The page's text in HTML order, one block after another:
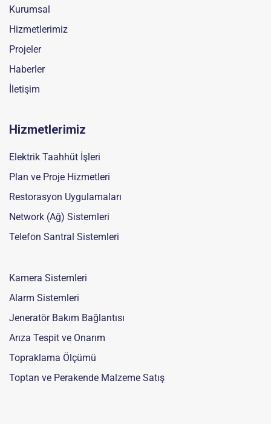
Kurumsal
Hizmetlerimiz
Projeler
Haberler
İletişim
Hizmetlerimiz
Elektrik Taahhüt İşleri
Plan ve Proje Hizmetleri
Restorasyon Uygulamaları
Network (Ağ) Sistemleri
Telefon Santral Sistemleri
Kamera Sistemleri
Alarm Sistemleri
Jeneratör Bakım Bağlantısı
Arıza Tespit ve Onarım
Topraklama Ölçümü
Toptan ve Perakende Malzeme Satış